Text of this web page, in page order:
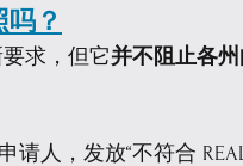
？
求，但它并不阻止各
人，发放“不符合